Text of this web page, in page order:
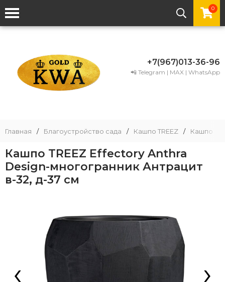
0
+7(967)013-36-96
📲 Telegram | MAX | WhatsApp
Главная / Благоустройство сада / Кашпо TREEZ / Кашпо
Кашпо TREEZ Effectory Anthra
Design-многогранник Антрацит
в-32, д-37 см
‹ ›